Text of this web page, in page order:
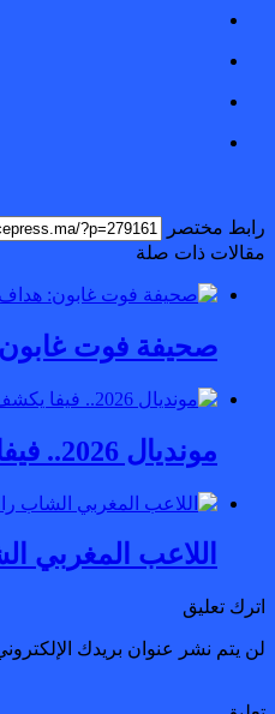
رابط مختصر
مقالات ذات صلة
صحيفة فوت غابون:
مونديال 2026.. فيفا يكشف موعد إعلان القوائم الرسمية النهائية للمنتخبات المشاركة
اللاعب المغربي
اترك تعليق
لن يتم نشر عنوان بريدك